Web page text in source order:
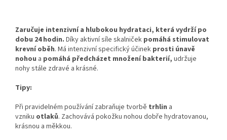
Zaručuje intenzivní a hlubokou hydrataci, která vydrží po
dobu 24 hodin. Díky aktivní síle skalniček pomáhá stimulovat
krevní oběh. Má intenzivní specifický účinek prosti únavě
nohou a pomáhá předcházet množení bakterií, udržuje
nohy stále zdravé a krásné.
Tipy:
Při pravidelném používání zabraňuje tvorbě trhlin a
vzniku otlaků. Zachovává pokožku nohou dobře hydratovanou,
krásnou a měkkou.